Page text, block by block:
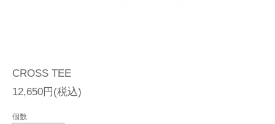
CROSS TEE
12,650円(税込)
個数